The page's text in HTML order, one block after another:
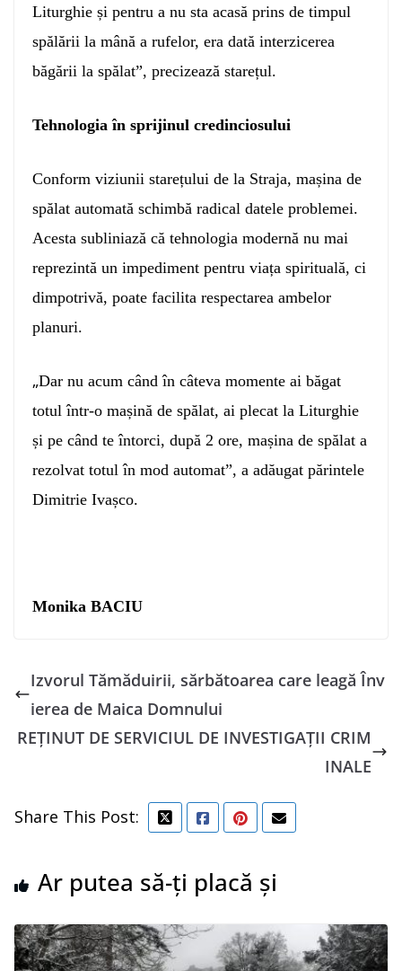
Liturghie și pentru a nu sta acasă prins de timpul
spălării la mână a rufelor, era dată interzicerea
băgării la spălat”, precizează starețul.
Tehnologia în sprijinul credinciosului
Conform viziunii starețului de la Straja, mașina de
spălat automată schimbă radical datele problemei.
Acesta subliniază că tehnologia modernă nu mai
reprezintă un impediment pentru viața spirituală, ci
dimpotrivă, poate facilita respectarea ambelor
planuri.
„Dar nu acum când în câteva momente ai băgat
totul într-o mașină de spălat, ai plecat la Liturghie
și pe când te întorci, după 2 ore, mașina de spălat a
rezolvat totul în mod automat”, a adăugat părintele
Dimitrie Ivașco.
Monika BACIU
Izvorul Tămăduirii, sărbătoarea care leagă Înv
ierea de Maica Domnului
REȚINUT DE SERVICIUL DE INVESTIGAȚII CRIM
INALE
Share This Post:
Ar putea să-ți placă și